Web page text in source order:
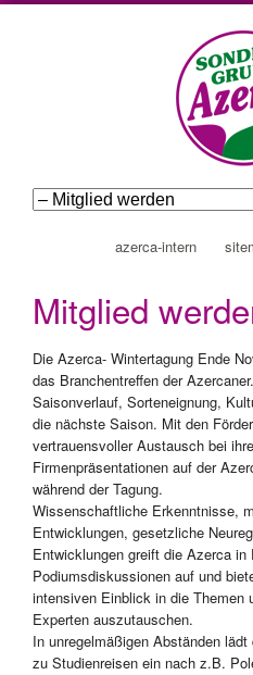
navigation
azerca-intern
Mitglied
Die Azerca- Wintertagung Ende
das Branchentreffen der
Saisonverlauf, Sorteneignung,
die nächste Saison. Mit den
vertrauensvoller Austausch bei
Firmenpräsentationen auf der
während der Tagung.
Wissenschaftliche Erkenntnisse,
Entwicklungen, gesetzliche
Entwicklungen greift die Azerca in
Podiumsdiskussionen auf und
intensiven Einblick in die Themen
Experten auszutauschen.
In unregelmäßigen Abständen
zu Studienreisen ein nach z.B.